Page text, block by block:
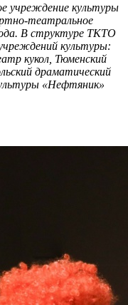
учреждение культуры
театральное
В структуре ТКТО
культуры:
кукол, Тюменский
драматический
«Нефтяник»